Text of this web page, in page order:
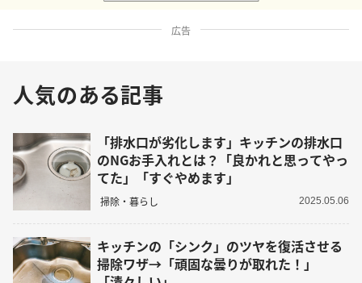
広告
人気のある記事
「排水口が劣化します」キッチンの排水口
のNGお手入れとは？「良かれと思ってやっ
てた」「すぐやめます」
掃除・暮らし 2025.05.06
キッチンの「シンク」のツヤを復活させる
掃除ワザ→「頑固な曇りが取れた！」